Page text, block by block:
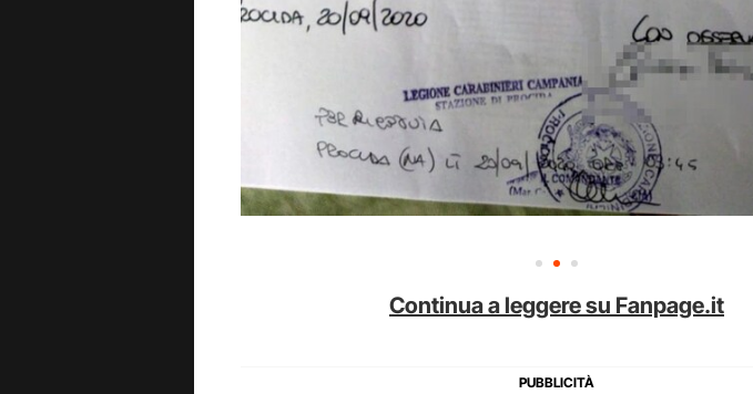
Continua a leggere su Fanpage.it